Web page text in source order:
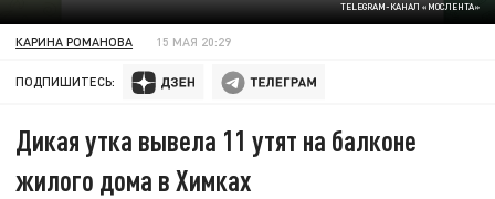
TELEGRAM-КАНАЛ «МОСЛЕНТА»
КАРИНА РОМАНОВА 15 МАЯ 20:29
ПОДПИШИТЕСЬ:
Дикая утка вывела 11 утят на балконе
жилого дома в Химках